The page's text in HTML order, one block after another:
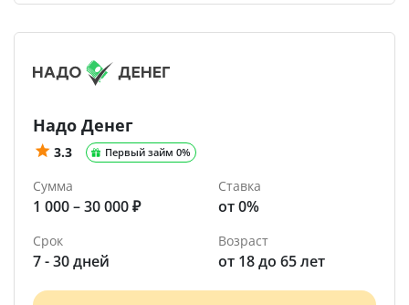
Надо Денег
3.3 Первый займ 0%
Сумма
1 000 – 30 000 ₽
Ставка
от 0%
Срок
7 - 30 дней
Возраст
от 18 до 65 лет